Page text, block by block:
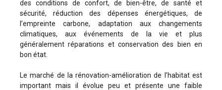
des conditions de confort, de bien-être, de santé et
sécurité, réduction des dépenses énergétiques, de
l’empreinte carbone, adaptation aux changements
climatiques, aux événements de la vie et plus
généralement réparations et conservation des bien en
bon état.
Le marché de la rénovation-amélioration de l’habitat est
important mais il évolue peu et présente une faible